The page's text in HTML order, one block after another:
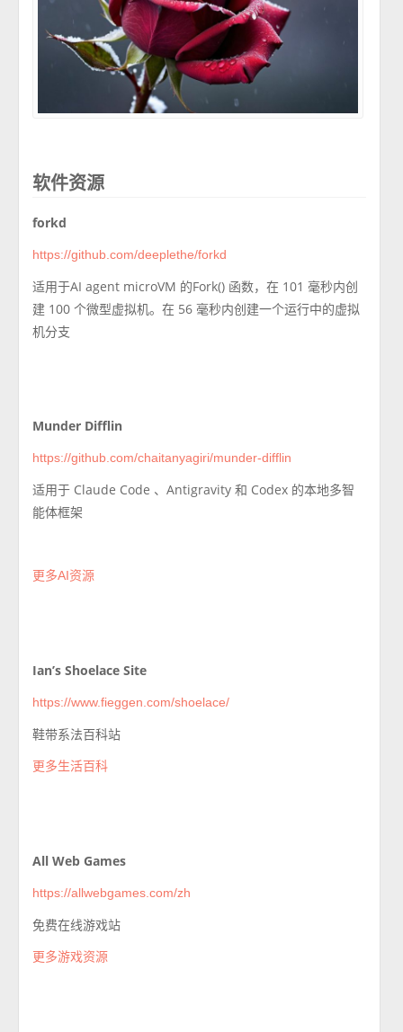
软件资源
forkd
https://github.com/deeplethe/forkd
适用于AI agent microVM 的Fork() 函数，在 101 毫秒内创
建 100 个微型虚拟机。在 56 毫秒内创建一个运行中的虚拟
机分支
Munder Difflin
https://github.com/chaitanyagiri/munder-difflin
适用于 Claude Code 、Antigravity 和 Codex 的本地多智
能体框架
更多AI资源
Ian’s Shoelace Site
https://www.fieggen.com/shoelace/
鞋带系法百科站
更多生活百科
All Web Games
https://allwebgames.com/zh
免费在线游戏站
更多游戏资源